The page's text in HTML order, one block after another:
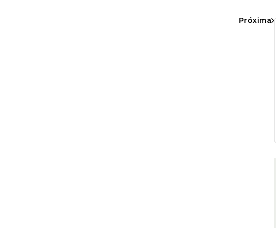
Educação.
a professora
Próxima